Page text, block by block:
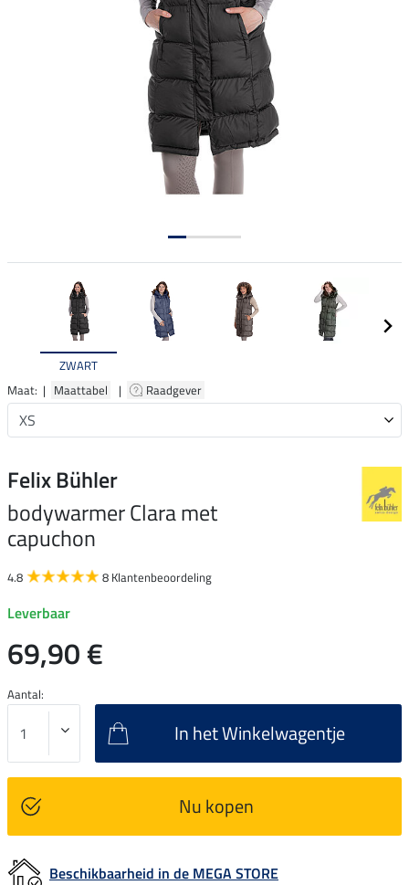
ZWART
Maat: | Maattabel | Raadgever
Felix Bühler
bodywarmer Clara met
capuchon
4.8 8 Klantenbeoordeling
Leverbaar
69,90 €
Aantal:
In het Winkelwagentje
Nu kopen
Beschikbaarheid in de MEGA STORE